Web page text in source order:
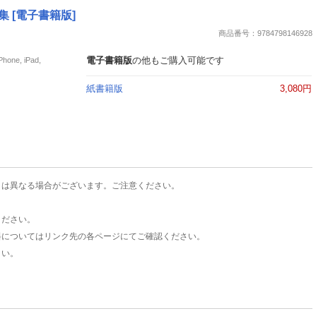
推し楽
[電子書籍版]
商品番号：9784798146928
iPad,
電子書籍版の他もご購入可能です
紙書籍版 3,080円
なる場合がございます。ご注意ください。
さい。
いてはリンク先の各ページにてご確認ください。
。